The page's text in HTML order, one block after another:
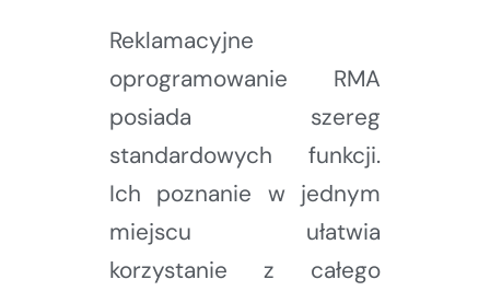
Reklamacyjne
oprogramowanie RMA
posiada szereg
standardowych funkcji.
Ich poznanie w jednym
miejscu ułatwia
korzystanie z całego